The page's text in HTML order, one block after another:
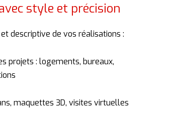
style et précision
etdescriptive de vos réalisations :
projets : logements, bureaux,
maquettes 3D, visites virtuelles